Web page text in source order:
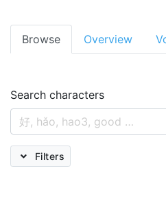
Browse Overview
Search characters
Filters